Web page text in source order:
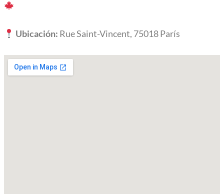
Ubicación: Rue Saint-Vincent, 75018 París